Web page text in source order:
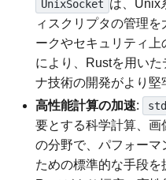
UnixSocket は、Unix
ィスクリプタの管理
ークやセキュリティ
により、Rustを用い
ナ技術の開発がより堅
高性能計算の加速:
要とする科学計算、
の分野で、パフォーマ
ための標準的な手段を